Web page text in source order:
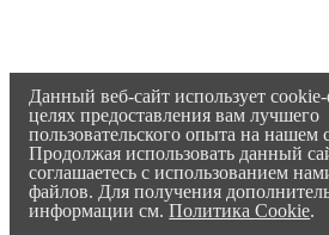
Данный веб-сайт использует
целях предоставления вам лучшего
пользовательского опыта на нашем
Продолжая использовать данный
соглашаетесь с использованием
файлов. Для получения
информации см.Политика Cookie.